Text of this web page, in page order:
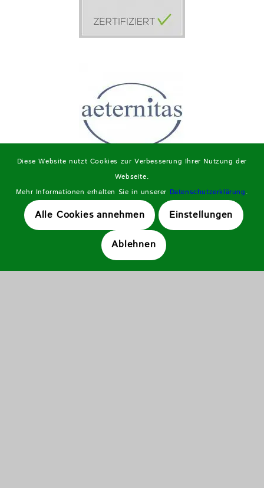
Diese Website nutzt Cookies zur Verbesserung Ihrer Nutzung der
Webseite.
Mehr Informationen erhalten Sie in unserer Datenschutzerklärung.
Alle Cookies annehmen Einstellungen
Ablehnen